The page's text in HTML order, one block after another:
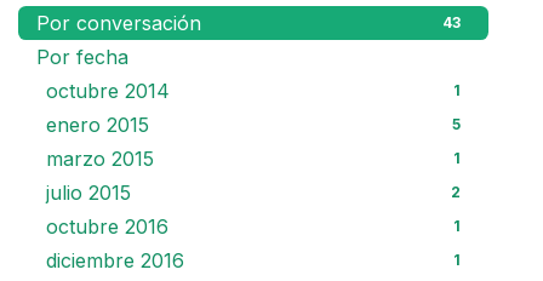
Por conversación 43
Por fecha
octubre 2014
1
enero 2015 5
marzo 2015 1
julio 2015 2
octubre 2016 1
diciembre 2016 1